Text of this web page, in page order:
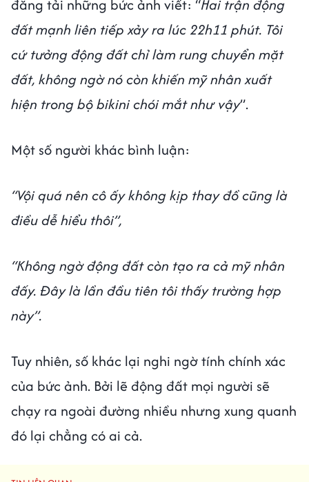
đăng tải những bức ảnh viết: “Hai trận động
đất mạnh liên tiếp xảy ra lúc 22h11 phút. Tôi
cứ tưởng động đất chỉ làm rung chuyển mặt
đất, không ngờ nó còn khiến mỹ nhân xuất
hiện trong bộ bikini chói mắt như vậy”.
Một số người khác bình luận:
“Vội quá nên cô ấy không kịp thay đồ cũng là
điều dễ hiểu thôi”,
“Không ngờ động đất còn tạo ra cả mỹ nhân
đấy. Đây là lần đầu tiên tôi thấy trường hợp
này”.
Tuy nhiên, số khác lại nghi ngờ tính chính xác
của bức ảnh. Bởi lẽ động đất mọi người sẽ
chạy ra ngoài đường nhiều nhưng xung quanh
đó lại chẳng có ai cả.